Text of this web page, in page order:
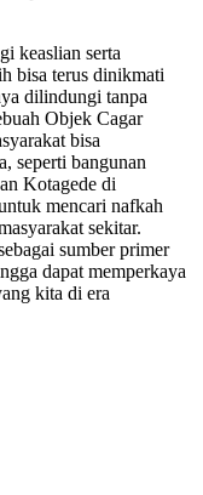
keaslian serta
bisa terus dinikmati
dilindungi tanpa
Objek Cagar
bisa
seperti bangunan
Kotagede di
mencari nafkah
sekitar.
sumber primer
dapat memperkaya
kita di era